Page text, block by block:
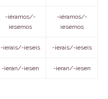
-iéramos/-
iesemos
-iéramos/-
iesemos
-ierais/-ieseis -ierais/-ieseis
-ieran/-iesen -ieran/-iesen